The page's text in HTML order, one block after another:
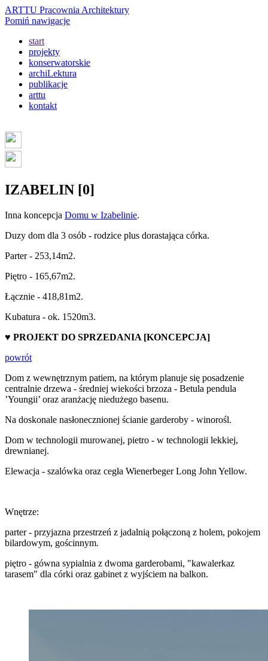
ARTTU Pracownia Architektury
Pomiń nawigacje
start
projekty
konserwatorskie
archiLektura
publikacje
arttu
kontakt
IZABELIN [0]
Inna koncepcja Domu w Izabelinie.
Duzy dom dla 3 osób - rodzice plus dorastająca córka.
Parter - 253,14m2.
Piętro - 165,67m2.
Łącznie - 418,81m2.
Kubatura - ok. 1520m3.
♥ PROJEKT DO SPRZEDANIA [KONCEPCJA]
powrót
Dom z wewnętrznym patiem, na którym planuje się posadzenie
centralnie drzewa - średniej wiekości brzoza - Betula pendula
’Youngii’ oraz aranżację niedużego basenu.
Na doskonale nasłonecznionej ścianie garderoby - winorośl.
Dom w technologii murowanej, pietro - w technologii lekkiej,
drewnianej.
Elewacja - szalówka oraz cegła Wienerbeger Long John Yellow.
Wnętrze:
parter - przyjazna przestrzeń z jadalnią połączoną z holem, pokojem
bilardowym, gościnnym.
piętro - gówna sypialnia z dwoma garderobami, "kawalerkaz
tarasem" dla córki oraz gabinet z wyjściem na balkon.